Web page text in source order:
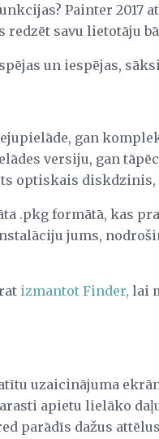
Painter 2017
redzēt savu lietotāju
un iespējas,
gan
versiju, gan
optiskais
.pkg formātā, kas
jums,
izmantot Finder, lai
uzaicinājuma
apietu lielāko
parādīs dažus